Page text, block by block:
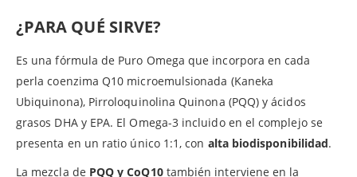
¿PARA QUÉ SIRVE?
Es una fórmula de Puro Omega que incorpora en cada
perla coenzima Q10 microemulsionada (Kaneka
Ubiquinona), Pirroloquinolina Quinona (PQQ) y ácidos
grasos DHA y EPA. El Omega-3 incluido en el complejo se
presenta en un ratio único 1:1, con alta biodisponibilidad.
La mezcla de PQQ y CoQ10también interviene en la